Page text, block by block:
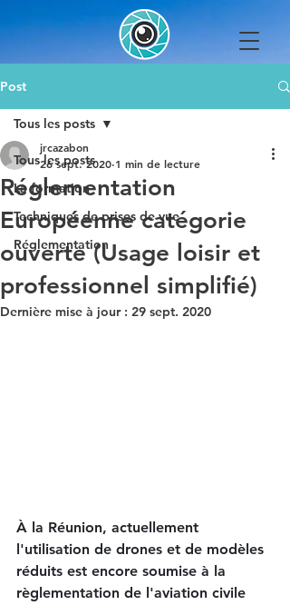
Post
Tous les posts
La formation
Techniques de prises de vue
Réglementation
Tous les posts
Réglementation
Européenne catégorie
ouverte (Usage loisir et
professionnel simplifié)
jrcazabon
26 sept. 2020 1 min de lecture
Dernière mise à jour : 29 sept. 2020
À la Réunion, actuellement
l'utilisation de drones et de modèles
réduits est encore soumise à la
règlementation de l'aviation civile